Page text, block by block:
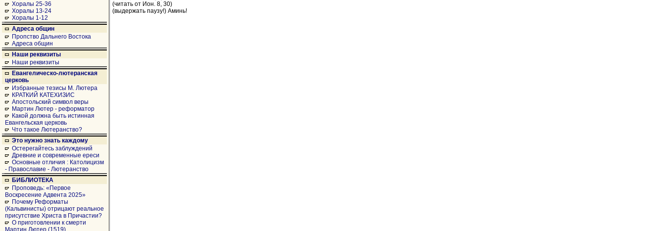
Хоралы 25-36
Хоралы 13-24
Хоралы 1-12
Адреса общин
Пропство Дальнего Востока
Адреса общин
Наши реквизиты
Наши реквизиты
Евангелическо-лютеранская
церковь
Избранные тезисы М. Лютера
КРАТКИЙ КАТЕХИЗИС
Апостольский символ веры
Мартин Лютер - реформатор
Какой должна быть истинная
Евангельская церковь
Что такое Лютеранство?
Это нужно знать каждому
Остерегайтесь заблуждений
Древние и современные ереси
Основные отличия : Католицизм
- Православие - Лютеранство
БИБЛИОТЕКА
Проповедь: «Первое
Воскресение Адвента 2025»
Почему Реформаты
(Кальвинисты) отрицают реальное
присутствие Христа в Причастии?
О приготовлении к смерти
Мартин Лютер (1519)
(читать от Ион. 8, 30)
(выдержать паузу!) Аминь!